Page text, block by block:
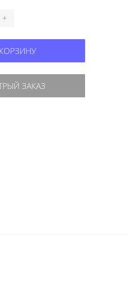
+
ЗАКАЗ